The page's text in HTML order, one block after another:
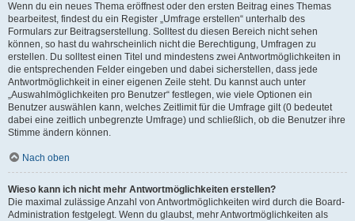
Wenn du ein neues Thema eröffnest oder den ersten Beitrag eines Themas
bearbeitest, findest du ein Register „Umfrage erstellen“ unterhalb des
Formulars zur Beitragserstellung. Solltest du diesen Bereich nicht sehen
können, so hast du wahrscheinlich nicht die Berechtigung, Umfragen zu
erstellen. Du solltest einen Titel und mindestens zwei Antwortmöglichkeiten in
die entsprechenden Felder eingeben und dabei sicherstellen, dass jede
Antwortmöglichkeit in einer eigenen Zeile steht. Du kannst auch unter
„Auswahlmöglichkeiten pro Benutzer“ festlegen, wie viele Optionen ein
Benutzer auswählen kann, welches Zeitlimit für die Umfrage gilt (0 bedeutet
dabei eine zeitlich unbegrenzte Umfrage) und schließlich, ob die Benutzer ihre
Stimme ändern können.
Nach oben
Wieso kann ich nicht mehr Antwortmöglichkeiten erstellen?
Die maximal zulässige Anzahl von Antwortmöglichkeiten wird durch die Board-
Administration festgelegt. Wenn du glaubst, mehr Antwortmöglichkeiten als